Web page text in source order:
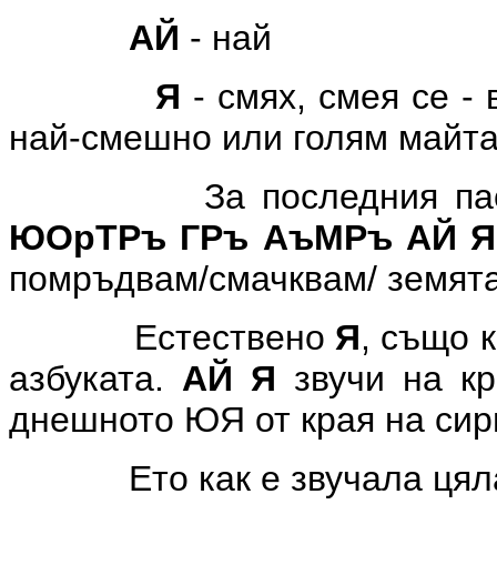
АЙ - най
Я - смях, смея се -
най-смешно или голям
За последния
ЮОрТРъ ГРъ АъМРъ АЙ
помръдвам/смачквам/
Естествено Я, също
азбуката. АЙ Я звучи на
днешното ЮЯ от края на
Ето как е звучала